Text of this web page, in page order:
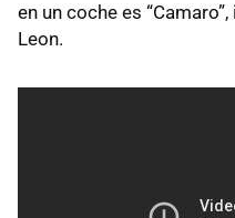
en un coche es
Leon.